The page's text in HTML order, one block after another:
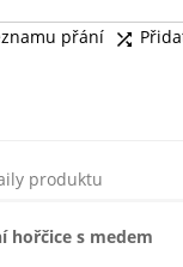
přání 
produktu
hořčice s medem